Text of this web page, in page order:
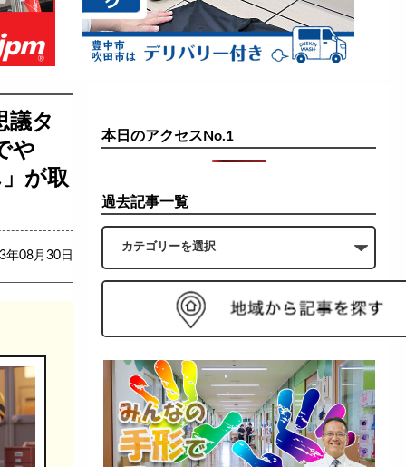
議タ
や
が取
年08月30日
本日のアクセスNo.1
過去記事一覧